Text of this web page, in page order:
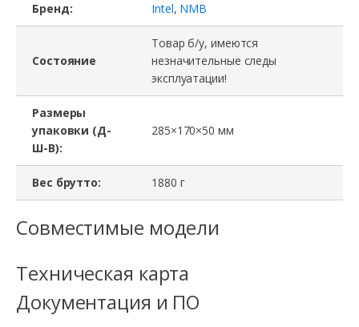
Бренд: Intel, NMB
Состояние
Товар б/у, имеются
незначительные следы
эксплуатации!
Размеры
упаковки (Д-
Ш-В):
285×170×50 мм
Вес брутто: 1880 г
Совместимые модели
Техническая карта
Документация и ПО